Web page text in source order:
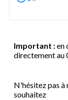
Important :en
directement au
N'hésitez pas à
souhaitez